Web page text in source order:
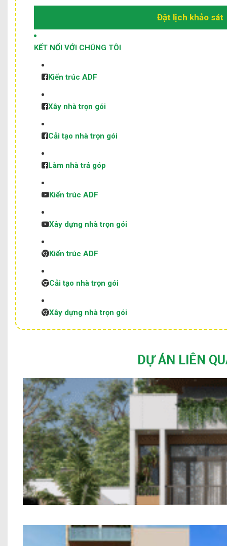
Đặt lịch khảo sát
KẾT NỐI VỚI CHÚNG TÔI
Kiến trúc ADF
Xây nhà trọn gói
Cải tạo nhà trọn gói
Làm nhà trả góp
Kiến trúc ADF
Xây dựng nhà trọn gói
Kiến trúc ADF
Cải tạo nhà trọn gói
Xây dựng nhà trọn gói
DỰ ÁN LIÊN
Mẫu Nhà Phố 2 Tầng